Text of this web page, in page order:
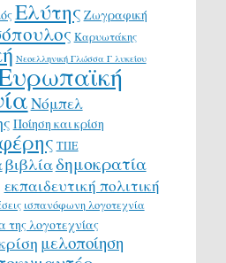
Ελύτης Ζωγραφική
Καρυωτάκης
Νεοελληνική Γλώσσα Γ λυκείου
Νόμπελ
Ποίηση και κρίση
ΤΠΕ
βιβλίαδημοκρατία
εκπαιδευτική πολιτική
ισπανόφωνη λογοτεχνία
της λογοτεχνίας
μελοποίηση